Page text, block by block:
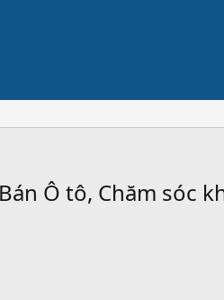
Ô tô, Chăm sóc